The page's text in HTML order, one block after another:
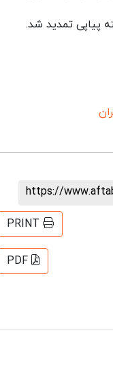
تمدید ‌شد.
https://
PRINT
PDF